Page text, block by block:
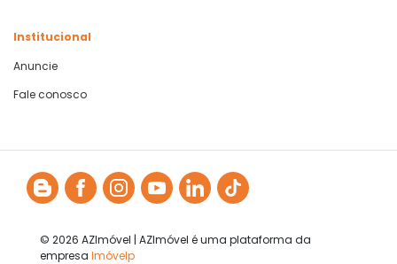
Institucional
Anuncie
Fale conosco
© 2026 AZImóvel | AZImóvel é uma plataforma da
empresa Imóvelp